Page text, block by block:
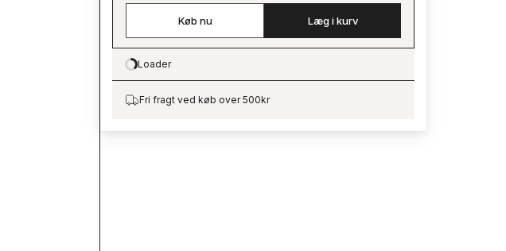
Køb nu Læg i kurv
Loading…
Loader
Fri fragt ved køb over 500kr